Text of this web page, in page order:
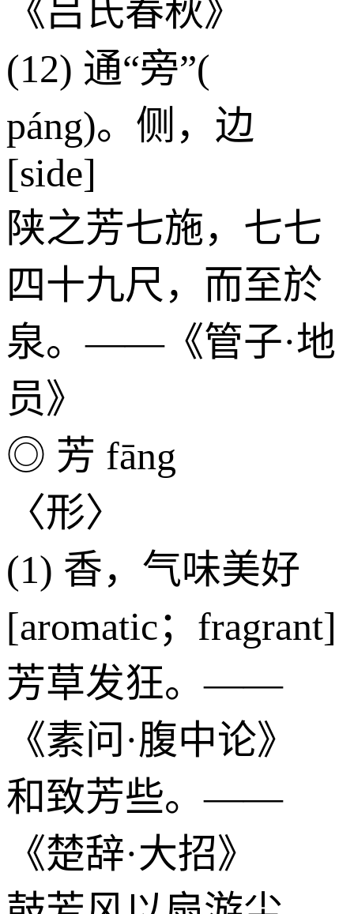
《吕氏春秋》
(12) 通“旁”(
páng)。侧，边
[side]
陕之芳七施，七七
四十九尺，而至於
泉。——《管子·地
员》
◎ 芳 fāng
〈形〉
(1) 香，气味美好
[aromatic；fragrant]
芳草发狂。——
《素问·腹中论》
和致芳些。——
《楚辞·大招》